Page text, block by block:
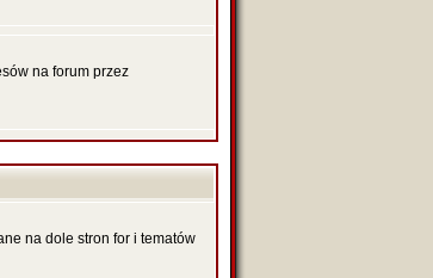
na forum przez
na dole stron for i tematów